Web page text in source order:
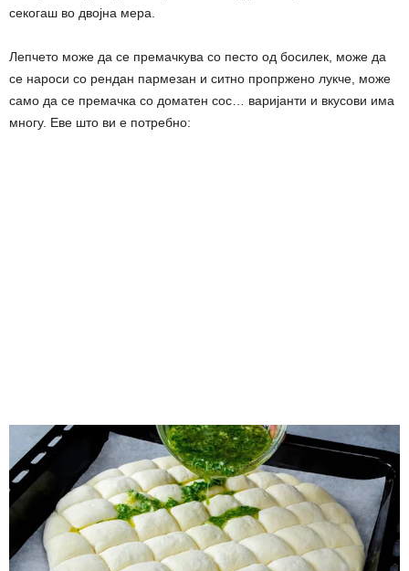
секогаш во двојна мера.
Лепчето може да се премачкува со песто од босилек, може да
се нароси со рендан пармезан и ситно пропржено лукче, може
само да се премачка со доматен сос… варијанти и вкусови има
многу. Еве што ви е потребно: